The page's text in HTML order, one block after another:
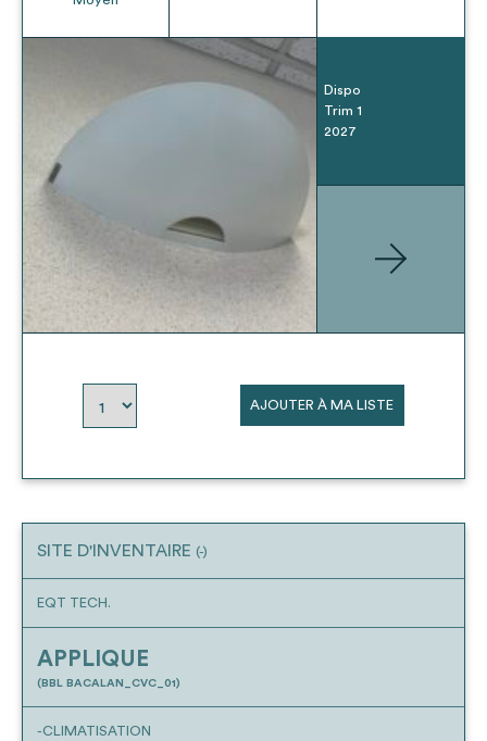
Dispo
Trim 1
2027
AJOUTER À MA LISTE
SITE D'INVENTAIRE (-)
EQT TECH.
APPLIQUE
(BBL BACALAN_CVC_01)
-CLIMATISATION